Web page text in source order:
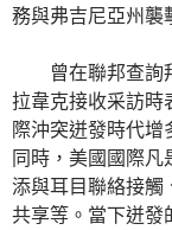
務與弗吉尼亞州襲
曾在聯邦查詢
拉韋克接收采訪時
際沖突迸發時代增
同時，美國國際凡
添與耳目聯絡接觸
共享等。當下迸發